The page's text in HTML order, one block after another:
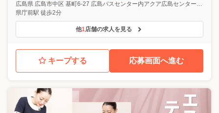
広島県 広島市中区 基町6-27 広島バスセンター内アクア広島センター街4F
県庁前駅 徒歩2分
他1店舗の求人を見る
キープする 応募画面へ進む